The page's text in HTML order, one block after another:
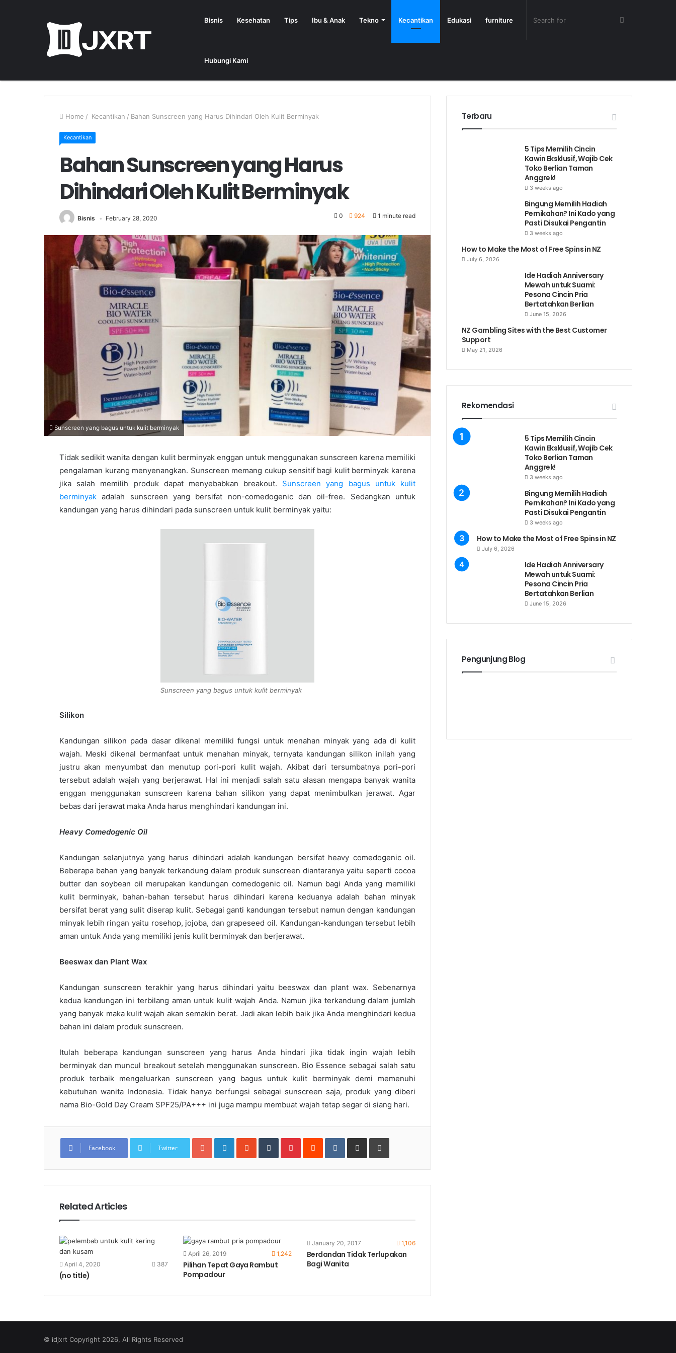
Bisnis Kesehatan Tips Ibu & Anak Tekno Kecantikan Edukasi furniture
Hubungi Kami
Home / Kecantikan / Bahan Sunscreen yang Harus Dihindari Oleh Kulit Berminyak
Kecantikan
Bahan Sunscreen yang Harus
Dihindari Oleh Kulit Berminyak
Bisnis February 28, 2020 0 924 1 minute read
Sunscreen yang bagus untuk kulit berminyak
Tidak sedikit wanita dengan kulit berminyak enggan untuk menggunakan sunscreen karena memiliki
pengalaman kurang menyenangkan. Sunscreen memang cukup sensitif bagi kulit berminyak karena
jika salah memilih produk dapat menyebabkan breakout. Sunscreen yang bagus untuk kulit
berminyak adalah sunscreen yang bersifat non-comedogenic dan oil-free. Sedangkan untuk
kandungan yang harus dihindari pada sunscreen untuk kulit berminyak yaitu:
Sunscreen yang bagus untuk kulit berminyak
Silikon
Kandungan silikon pada dasar dikenal memiliki fungsi untuk menahan minyak yang ada di kulit
wajah. Meski dikenal bermanfaat untuk menahan minyak, ternyata kandungan silikon inilah yang
justru akan menyumbat dan menutup pori-pori kulit wajah. Akibat dari tersumbatnya pori-pori
tersebut adalah wajah yang berjerawat. Hal ini menjadi salah satu alasan mengapa banyak wanita
enggan menggunakan sunscreen karena bahan silikon yang dapat menimbulkan jerawat. Agar
bebas dari jerawat maka Anda harus menghindari kandungan ini.
Heavy Comedogenic Oil
Kandungan selanjutnya yang harus dihindari adalah kandungan bersifat heavy comedogenic oil.
Beberapa bahan yang banyak terkandung dalam produk sunscreen diantaranya yaitu seperti cocoa
butter dan soybean oil merupakan kandungan comedogenic oil. Namun bagi Anda yang memiliki
kulit berminyak, bahan-bahan tersebut harus dihindari karena keduanya adalah bahan minyak
bersifat berat yang sulit diserap kulit. Sebagai ganti kandungan tersebut namun dengan kandungan
minyak lebih ringan yaitu rosehop, jojoba, dan grapeseed oil. Kandungan-kandungan tersebut lebih
aman untuk Anda yang memiliki jenis kulit berminyak dan berjerawat.
Beeswax dan Plant Wax
Kandungan sunscreen terakhir yang harus dihindari yaitu beeswax dan plant wax. Sebenarnya
kedua kandungan ini terbilang aman untuk kulit wajah Anda. Namun jika terkandung dalam jumlah
yang banyak maka kulit wajah akan semakin berat. Jadi akan lebih baik jika Anda menghindari kedua
bahan ini dalam produk sunscreen.
Itulah beberapa kandungan sunscreen yang harus Anda hindari jika tidak ingin wajah lebih
berminyak dan muncul breakout setelah menggunakan sunscreen. Bio Essence sebagai salah satu
produk terbaik mengeluarkan sunscreen yang bagus untuk kulit berminyakdemi memenuhi
kebutuhan wanita Indonesia. Tidak hanya berfungsi sebagai sunscreen saja, produk yang diberi
nama Bio-Gold Day Cream SPF25/PA+++ ini juga mampu membuat wajah tetap segar di siang hari.
Facebook Twitter
Google+LinkedInStumbleUpon
TumblrPinterestReddit VKontakteShare
Email
Print
Related Articles
April 4, 2020 387
(no title)
April 26, 2019 1,242
Pilihan Tepat Gaya Rambut
Pompadour
January 20, 2017 1,106
Berdandan Tidak Terlupakan
Bagi Wanita
Terbaru
5 Tips Memilih Cincin
Kawin Eksklusif, Wajib Cek
Toko Berlian Taman
Anggrek!
3 weeks ago
Bingung Memilih Hadiah
Pernikahan? Ini Kado yang
Pasti Disukai Pengantin
3 weeks ago
How to Make the Most of Free Spins in NZ
July 6, 2026
Ide Hadiah Anniversary
Mewah untuk Suami:
Pesona Cincin Pria
Bertatahkan Berlian
June 15, 2026
NZ Gambling Sites with the Best Customer
Support
May 21, 2026
Rekomendasi
5 Tips Memilih Cincin
Kawin Eksklusif, Wajib Cek
Toko Berlian Taman
Anggrek!
3 weeks ago
Bingung Memilih Hadiah
Pernikahan? Ini Kado yang
Pasti Disukai Pengantin
3 weeks ago
How to Make the Most of Free Spins in NZ
July 6, 2026
Ide Hadiah Anniversary
Mewah untuk Suami:
Pesona Cincin Pria
Bertatahkan Berlian
June 15, 2026
Pengunjung Blog
© idjxrt Copyright 2026, All Rights Reserved